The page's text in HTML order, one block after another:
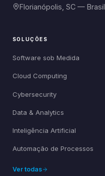
Florianópolis, SC — Brasil
SOLUÇÕES
Software sob Medida
Cloud Computing
Cybersecurity
Data & Analytics
Inteligência Artificial
Automação de Processos
Ver todas